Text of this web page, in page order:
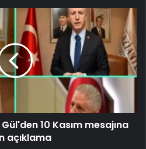
10 Kasım mesajına
açıklama